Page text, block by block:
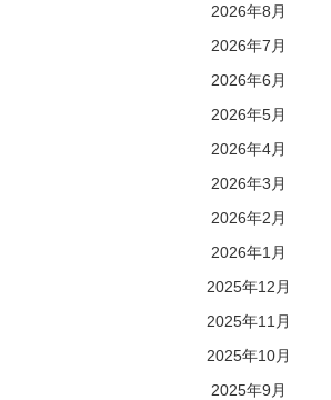
2026年8月
2026年7月
2026年6月
2026年5月
2026年4月
2026年3月
2026年2月
2026年1月
2025年12月
2025年11月
2025年10月
2025年9月